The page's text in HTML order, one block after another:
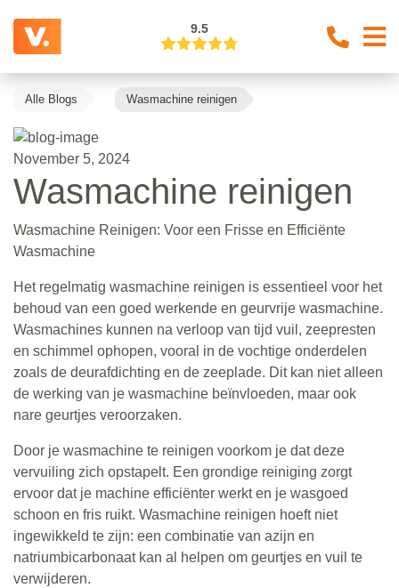
9.5
Alle Blogs Wasmachine reinigen
November 5, 2024
Wasmachine reinigen
Wasmachine Reinigen: Voor een Frisse en Efficiënte
Wasmachine
Het regelmatig wasmachine reinigen is essentieel voor het
behoud van een goed werkende en geurvrije wasmachine.
Wasmachines kunnen na verloop van tijd vuil, zeepresten
en schimmel ophopen, vooral in de vochtige onderdelen
zoals de deurafdichting en de zeeplade. Dit kan niet alleen
de werking van je wasmachine beïnvloeden, maar ook
nare geurtjes veroorzaken.
Door je wasmachine te reinigen voorkom je dat deze
vervuiling zich opstapelt. Een grondige reiniging zorgt
ervoor dat je machine efficiënter werkt en je wasgoed
schoon en fris ruikt. Wasmachine reinigen hoeft niet
ingewikkeld te zijn: een combinatie van azijn en
natriumbicarbonaat kan al helpen om geurtjes en vuil te
verwijderen.